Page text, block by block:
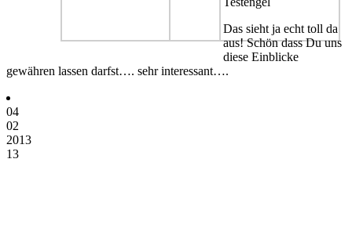
Das sieht ja echt toll da
aus! Schön dass Du uns
diese Einblicke
gewähren lassen darfst…. sehr interessant….
04
02
2013
13